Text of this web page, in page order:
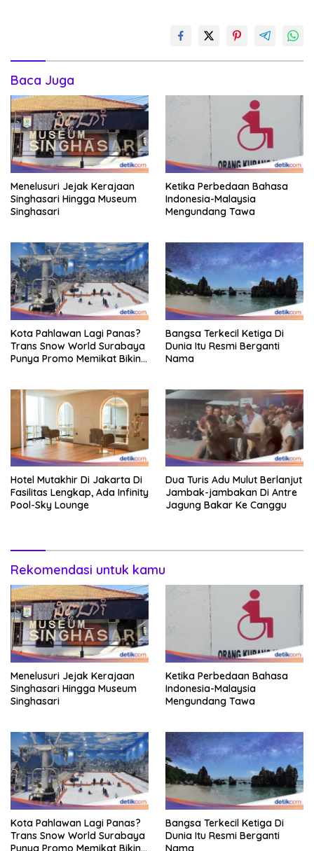
Baca Juga
Menelusuri Jejak Kerajaan
Singhasari Hingga Museum
Singhasari
Ketika Perbedaan Bahasa
Indonesia-Malaysia
Mengundang Tawa
Kota Pahlawan Lagi Panas?
Trans Snow World Surabaya
Punya Promo Memikat Bikin
Bangsa Terkecil Ketiga Di
Dunia Itu Resmi Berganti
Nama
Hotel Mutakhir Di Jakarta Di
Fasilitas Lengkap, Ada Infinity
Pool-Sky Lounge
Dua Turis Adu Mulut Berlanjut
Jambak-jambakan Di Antre
Jagung Bakar Ke Canggu
Rekomendasi untuk kamu
Menelusuri Jejak Kerajaan
Singhasari Hingga Museum
Singhasari
Ketika Perbedaan Bahasa
Indonesia-Malaysia
Mengundang Tawa
Kota Pahlawan Lagi Panas?
Trans Snow World Surabaya
Punya Promo Memikat Bikin
Bangsa Terkecil Ketiga Di
Dunia Itu Resmi Berganti
Nama